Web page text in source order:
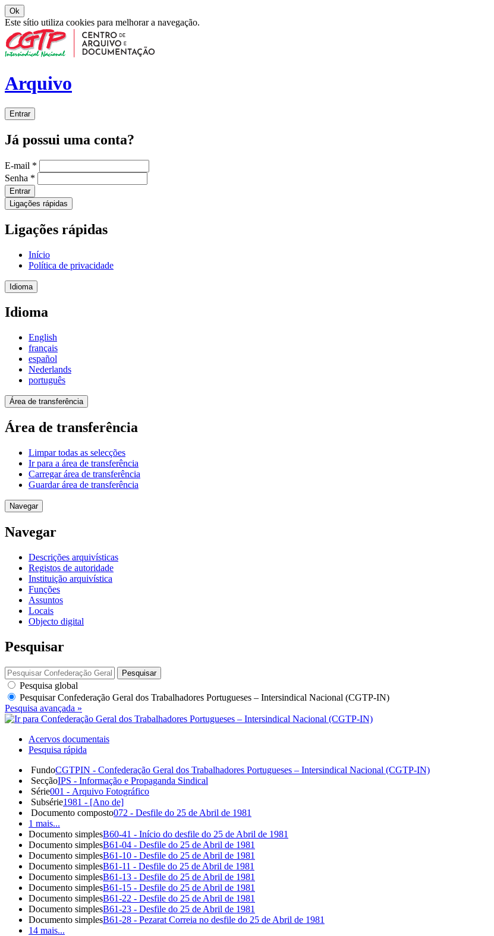
Ok
Este sítio utiliza cookies para melhorar a navegação.
Arquivo
Entrar
Já possui uma conta?
E-mail *
Senha *
Entrar
Ligações rápidas
Ligações rápidas
Início
Política de privacidade
Idioma
Idioma
English
français
español
Nederlands
português
Área de transferência
Área de transferência
Limpar todas as selecções
Ir para a área de transferência
Carregar área de transferência
Guardar área de transferência
Navegar
Navegar
Descrições arquivísticas
Registos de autoridade
Instituição arquivística
Funções
Assuntos
Locais
Objecto digital
Pesquisar
Pesquisar
Pesquisa global
PesquisarConfederação Geral dos Trabalhadores Portugueses – Intersindical Nacional (CGTP-IN)
Pesquisa avançada »
Acervos documentais
Pesquisa rápida
FundoCGTPIN - Confederação Geral dos Trabalhadores Portugueses – Intersindical Nacional (CGTP-IN)
SecçãoIPS - Informação e Propaganda Sindical
Série001 - Arquivo Fotográfico
Subsérie1981 - [Ano de]
Documento composto072 - Desfile do 25 de Abril de 1981
1 mais...
Documento simplesB60-41 - Início do desfile do 25 de Abril de 1981
Documento simplesB61-04 - Desfile do 25 de Abril de 1981
Documento simplesB61-10 - Desfile do 25 de Abril de 1981
Documento simplesB61-11 - Desfile do 25 de Abril de 1981
Documento simplesB61-13 - Desfile do 25 de Abril de 1981
Documento simplesB61-15 - Desfile do 25 de Abril de 1981
Documento simplesB61-22 - Desfile do 25 de Abril de 1981
Documento simplesB61-23 - Desfile do 25 de Abril de 1981
Documento simplesB61-28 - Pezarat Correia no desfile do 25 de Abril de 1981
14 mais...